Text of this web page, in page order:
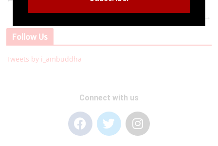
Ανακαλύψτε την κορυφαία εμπειρία παιχνιδιού
→
Follow Us
Tweets by i_ambuddha
Connect with us